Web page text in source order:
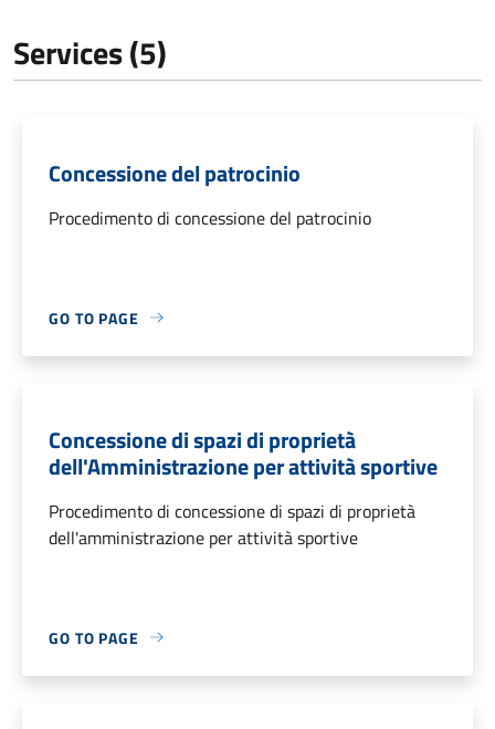
Services (5)
Concessione del patrocinio
Procedimento di concessione del patrocinio
GO TO PAGE
Concessione di spazi di proprietà
dell'Amministrazione per attività sportive
Procedimento di concessione di spazi di proprietà
dell'amministrazione per attività sportive
GO TO PAGE